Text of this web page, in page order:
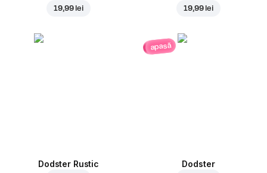
19,99 lei 19,99 lei
Dodster Rustic
apasă
Dodster